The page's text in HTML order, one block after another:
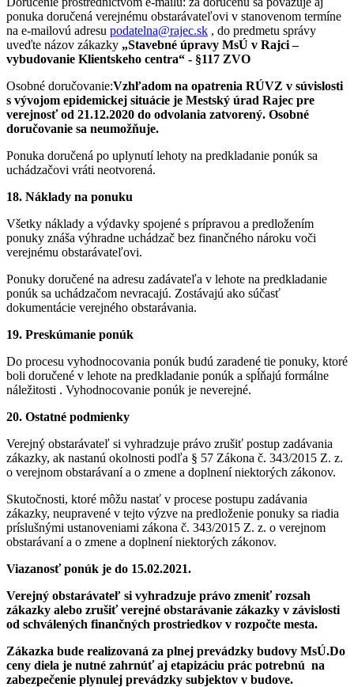
ponuka doručená verejnému obstarávateľovi v stanovenom termíne
na e-mailovú adresu podatelna@rajec.sk , do predmetu správy
uveďte názov zákazky „Stavebné úpravy MsÚ v Rajci –
vybudovanie Klientskeho centra“ - §117 ZVO
Osobné doručovanie:Vzhľadom na opatrenia RÚVZ v súvislosti
s vývojom epidemickej situácie je Mestský úrad Rajec pre
verejnosť od 21.12.2020 do odvolania zatvorený. Osobné
doručovanie sa neumožňuje.
Ponuka doručená po uplynutí lehoty na predkladanie ponúk sa
uchádzačovi vráti neotvorená.
18. Náklady na ponuku
Všetky náklady a výdavky spojené s prípravou a predložením
ponuky znáša výhradne uchádzač bez finančného nároku voči
verejnému obstarávateľovi.
Ponuky doručené na adresu zadávateľa v lehote na predkladanie
ponúk sa uchádzačom nevracajú. Zostávajú ako súčasť
dokumentácie verejného obstarávania.
19. Preskúmanie ponúk
Do procesu vyhodnocovania ponúk budú zaradené tie ponuky, ktoré
boli doručené v lehote na predkladanie ponúk a spĺňajú formálne
náležitosti . Vyhodnocovanie ponúk je neverejné.
20. Ostatné podmienky
Verejný obstarávateľ si vyhradzuje právo zrušiť postup zadávania
zákazky, ak nastanú okolnosti podľa § 57 Zákona č. 343/2015 Z. z.
o verejnom obstarávaní a o zmene a doplnení niektorých zákonov.
Skutočnosti, ktoré môžu nastať v procese postupu zadávania
zákazky, neupravené v tejto výzve na predloženie ponuky sa riadia
príslušnými ustanoveniami zákona č. 343/2015 Z. z. o verejnom
obstarávaní a o zmene a doplnení niektorých zákonov.
Viazanosť ponúk je do 15.02.2021.
Verejný obstarávateľ si vyhradzuje právo zmeniť rozsah
zákazky alebo zrušiť verejné obstarávanie zákazky v závislosti
od schválených finančných prostriedkov v rozpočte mesta.
Zákazka bude realizovaná za plnej prevádzky budovy MsÚ.Do
ceny diela je nutné zahrnúť aj etapizáciu prác potrebnú na
zabezpečenie plynulej prevádzky subjektov v budove.